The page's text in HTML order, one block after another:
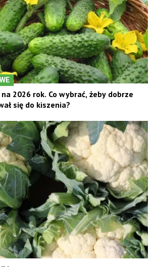
2026 rok. Co wybrać, żeby dobrze
się do kiszenia?